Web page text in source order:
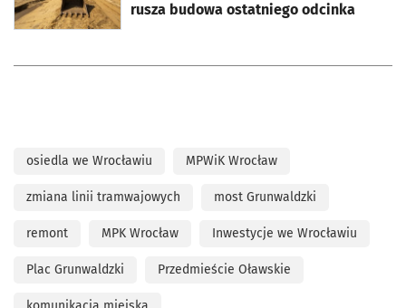
rusza budowa ostatniego odcinka
osiedla we Wrocławiu MPWiK Wrocław
zmiana linii tramwajowych most Grunwaldzki
remont MPK Wrocław Inwestycje we Wrocławiu
Plac Grunwaldzki Przedmieście Oławskie